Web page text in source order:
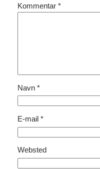
Kommentar *
Navn *
E-mail *
Websted